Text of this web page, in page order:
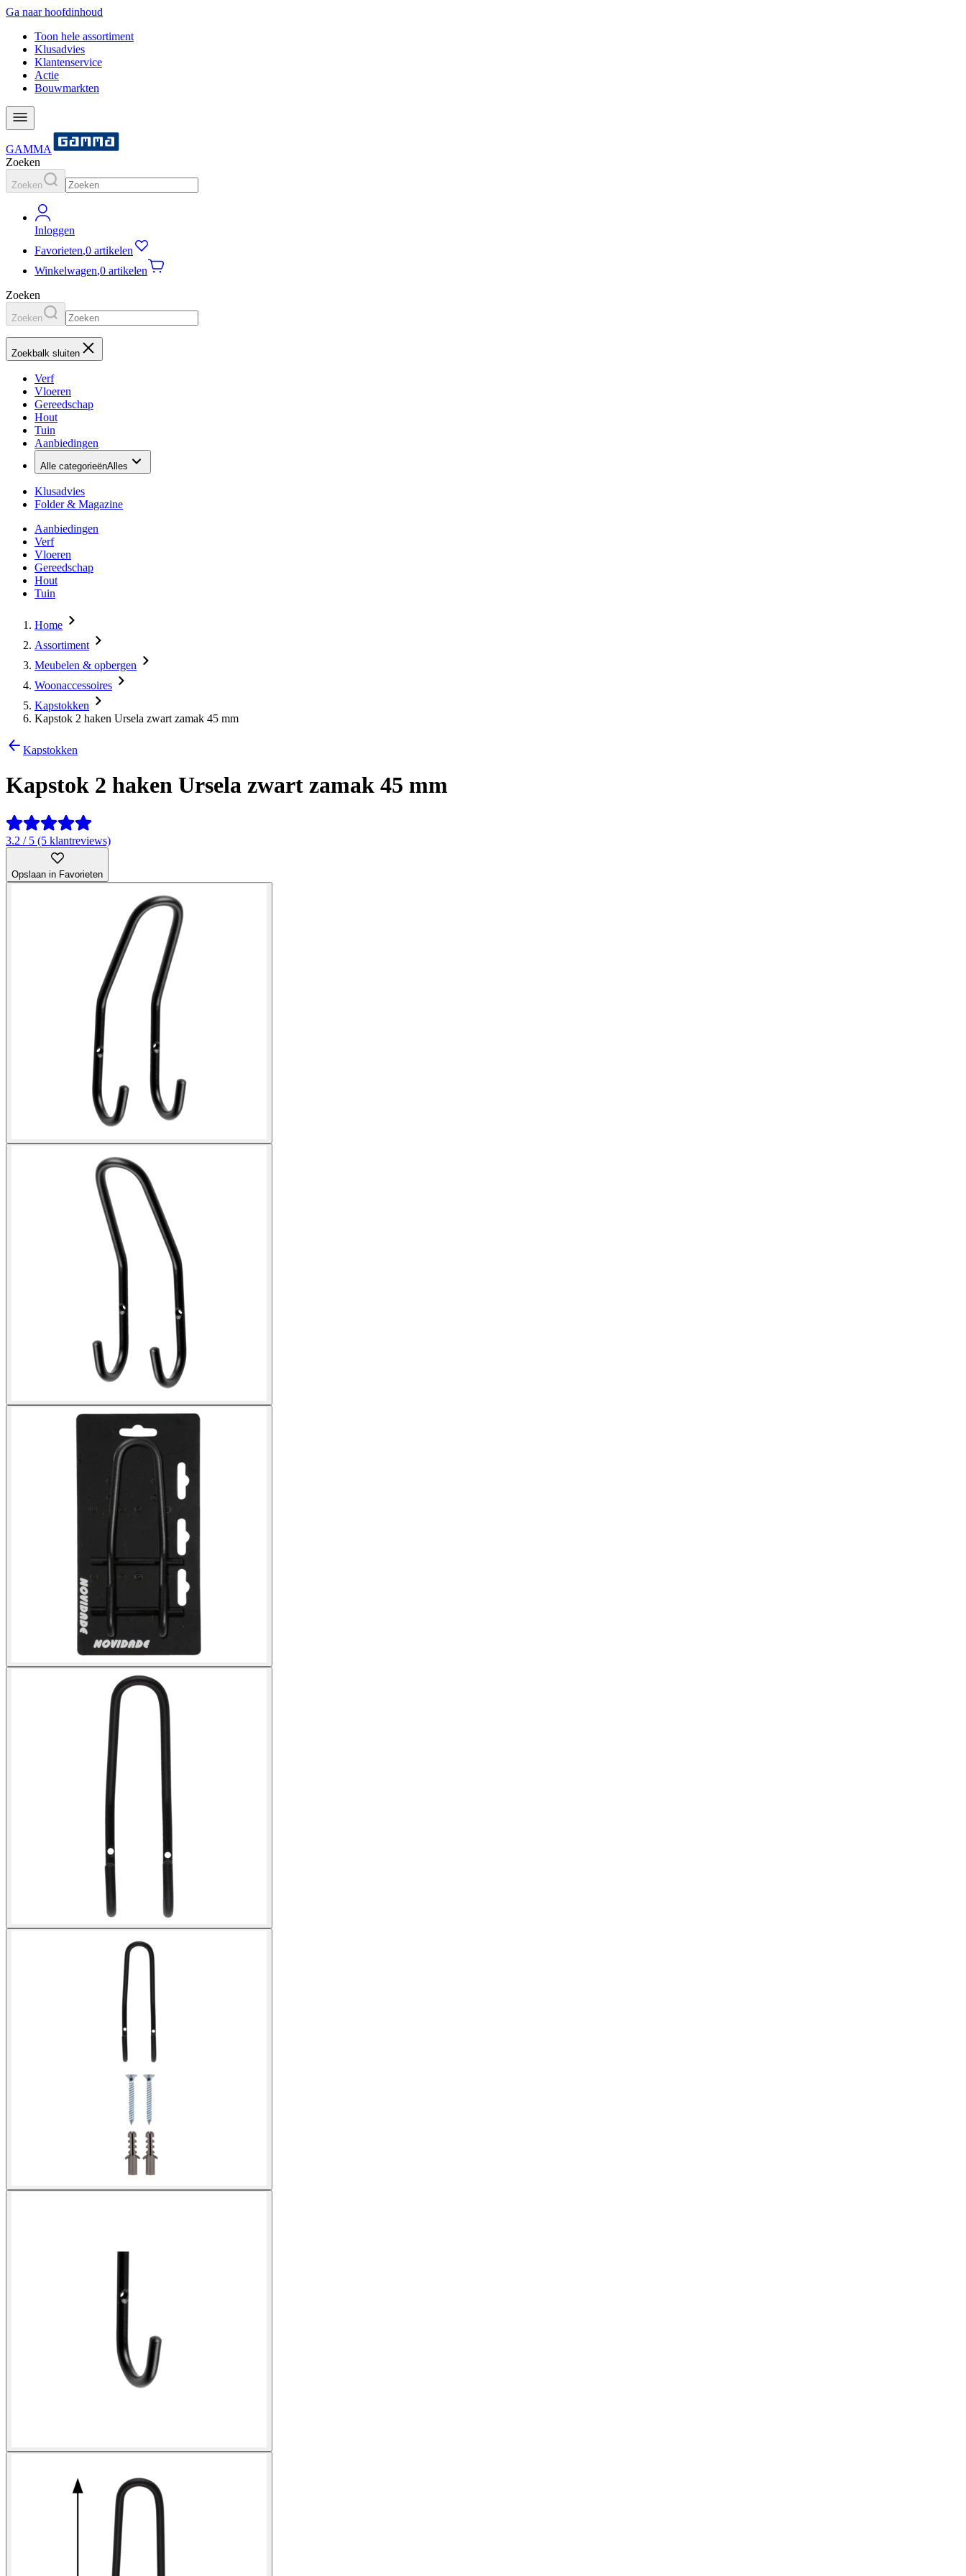
Ga naar hoofdinhoud
Toon hele assortiment
Klusadvies
Klantenservice
Actie
Bouwmarkten
GAMMA
Zoeken
Zoeken
Inloggen
Favorieten,0 artikelen
Winkelwagen,0 artikelen
Zoeken
Zoeken
Zoekbalk sluiten
Verf
Vloeren
Gereedschap
Hout
Tuin
Aanbiedingen
Alle categorieënAlles
Klusadvies
Folder & Magazine
Aanbiedingen
Verf
Vloeren
Gereedschap
Hout
Tuin
Home
Assortiment
Meubelen & opbergen
Woonaccessoires
Kapstokken
Kapstok 2 haken Ursela zwart zamak 45 mm
Kapstokken
Kapstok 2 haken Ursela zwart zamak 45 mm
3.2 / 5 (5 klantreviews)
Opslaan in Favorieten